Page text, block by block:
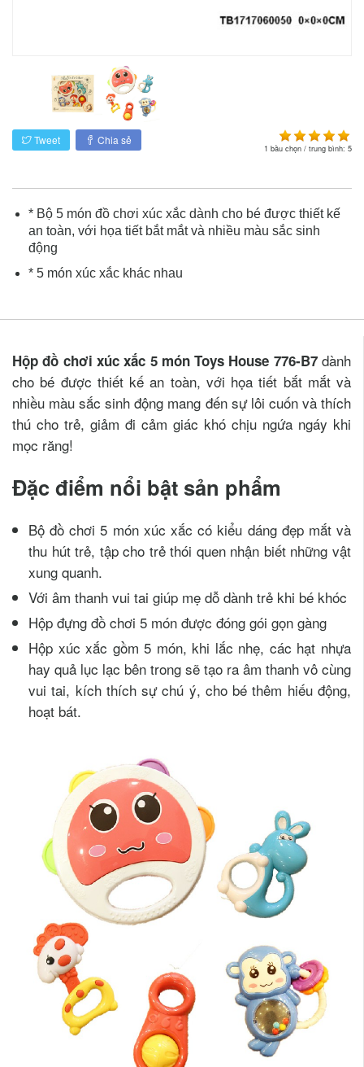
1 bầu chọn / trung bình: 5
Tweet Chia sẻ
* Bộ 5 món đồ chơi xúc xắc dành cho bé được thiết kế
an toàn, với họa tiết bắt mắt và nhiều màu sắc sinh
động
* 5 món xúc xắc khác nhau
Hộp đồ chơi xúc xắc 5 món Toys House 776-B7dành
cho bé được thiết kế an toàn, với họa tiết bắt mắt và
nhiều màu sắc sinh động mang đến sự lôi cuốn và thích
thú cho trẻ, giảm đi cảm giác khó chịu ngứa ngáy khi
mọc răng!
Đặc điểm nổi bật sản phẩm
Bộ đồ chơi 5 món xúc xắc có kiểu dáng đẹp mắt và
thu hút trẻ, tập cho trẻ thói quen nhận biết những vật
xung quanh.
Với âm thanh vui tai giúp mẹ dỗ dành trẻ khi bé khóc
Hộp đựng đồ chơi 5 món được đóng gói gọn gàng
Hộp xúc xắc gồm 5 món, khi lắc nhẹ, các hạt nhựa
hay quả lục lạc bên trong sẽ tạo ra âm thanh vô cùng
vui tai, kích thích sự chú ý, cho bé thêm hiếu động,
hoạt bát.